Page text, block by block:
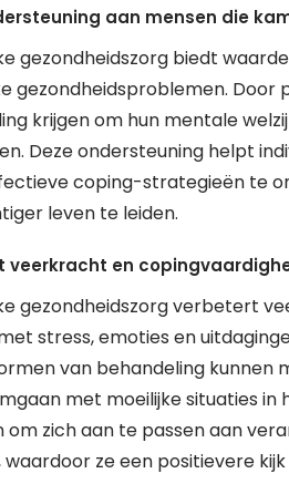
aan mensen die
gezondheidszorg biedt
gezondheidsproblemen. Door
krijgen om hun mentale
Deze ondersteuning helpt
coping-strategieën te
leven te leiden.
veerkracht en
gezondheidszorg verbetert
stress, emoties en
van behandeling kunnen
met moeilijke situaties
om zich aan te passen aan
waardoor ze een positievere